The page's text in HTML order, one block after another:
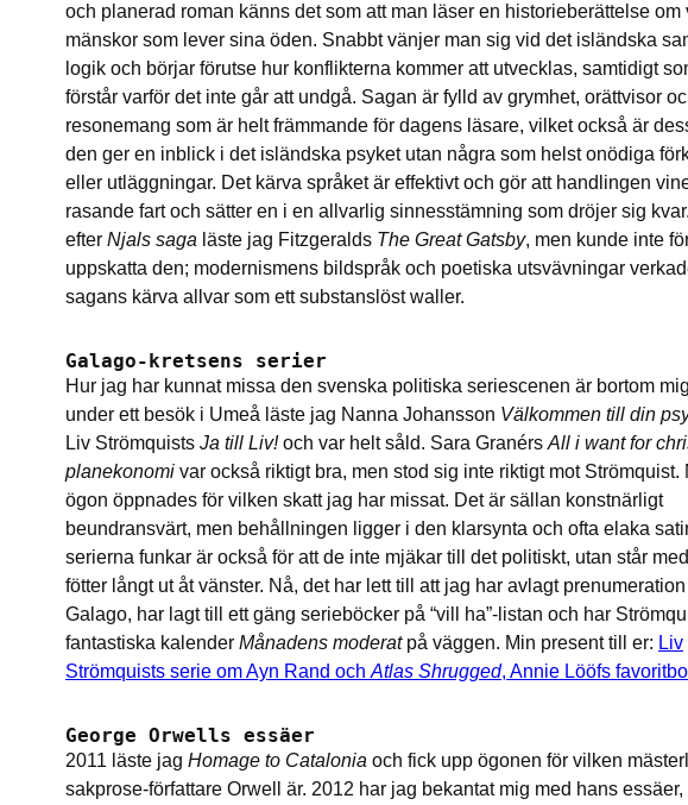
och planerad roman känns det som att man läser en historieberättelse om
mänskor som lever sina öden. Snabbt vänjer man sig vid det isländska
logik och börjar förutse hur konflikterna kommer att utvecklas, samtidigt
förstår varför det inte går att undgå. Sagan är fylld av grymhet, orättvisor
resonemang som är helt främmande för dagens läsare, vilket också är
den ger en inblick i det isländska psyket utan några som helst onödiga
eller utläggningar. Det kärva språket är effektivt och gör att handlingen
rasande fart och sätter en i en allvarlig sinnesstämning som dröjer sig
efter Njals saga läste jag Fitzgeralds The Great Gatsby, men kunde inte
uppskatta den; modernismens bildspråk och poetiska utsvävningar
sagans kärva allvar som ett substanslöst waller.
Galago-kretsens serier
Hur jag har kunnat missa den svenska politiska seriescenen är bortom
under ett besök i Umeå läste jag Nanna Johansson Välkommen till din
Liv Strömquists Ja till Liv!och var helt såld. Sara Granérs All i want for
planekonomi var också riktigt bra, men stod sig inte riktigt mot Strömquist.
ögon öppnades för vilken skatt jag har missat. Det är sällan konstnärligt
beundransvärt, men behållningen ligger i den klarsynta och ofta elaka
serierna funkar är också för att de inte mjäkar till det politiskt, utan står
fötter långt ut åt vänster. Nå, det har lett till att jag har avlagt
Galago, har lagt till ett gäng serieböcker på “vill ha”-listan och har
fantastiska kalender Månadens moderatpå väggen. Min present till er: Liv
Strömquists serie om Ayn Rand och Atlas Shrugged, Annie Lööfs
George Orwells essäer
2011 läste jag Homage to Catalonia och fick upp ögonen för vilken
sakprose-författare Orwell är. 2012 har jag bekantat mig med hans